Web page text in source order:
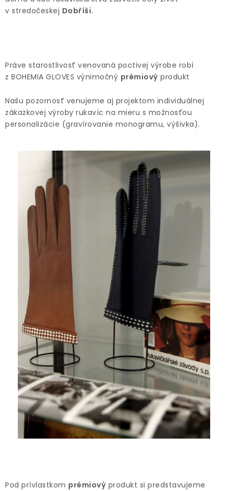
v stredočeskej Dobříši.
Práve starostlivosť venovaná poctivej výrobe robí
z BOHEMIA GLOVES výnimočný prémiový produkt
Našu pozornosť venujeme aj projektom individuálnej
zákazkovej výroby rukavíc na mieru s možnosťou
personalizácie (gravírovanie monogramu, výšivka).
Pod prívlastkom prémiový produkt si predstavujeme